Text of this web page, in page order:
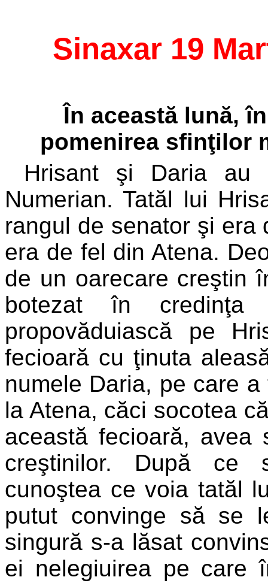
Sinaxar 19
În această lună,
pomenirea sfinţilor
Hrisant şi Daria au
Numerian. Tatăl lui
rangul de senator şi era
era de fel din Atena.
de un oarecare creştin
botezat în
propovăduiască pe
fecioară cu ţinuta
numele Daria, pe care
la Atena, căci socotea
această fecioară,
creştinilor. După ce
cunoştea ce voia tatăl
putut convinge să se
singură s-a lăsat
ei nelegiuirea pe care